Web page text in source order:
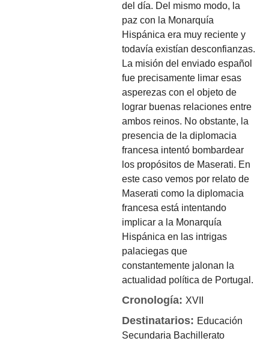
del día. Del mismo modo, la
paz con la Monarquía
Hispánica era muy reciente y
todavía existían desconfianzas.
La misión del enviado español
fue precisamente limar esas
asperezas con el objeto de
lograr buenas relaciones entre
ambos reinos. No obstante, la
presencia de la diplomacia
francesa intentó bombardear
los propósitos de Maserati. En
este caso vemos por relato de
Maserati como la diplomacia
francesa está intentando
implicar a la Monarquía
Hispánica en las intrigas
palaciegas que
constantemente jalonan la
actualidad política de Portugal.
Cronología:XVII
Destinatarios: Educación
Secundaria Bachillerato